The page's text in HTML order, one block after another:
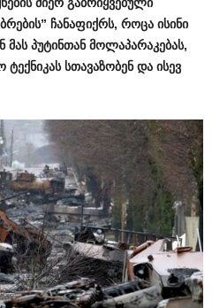
ჩანაფიქრს, როცა ისინი
პუტინთან მოლაპარაკებას,
სთავაზობენ და ისევ